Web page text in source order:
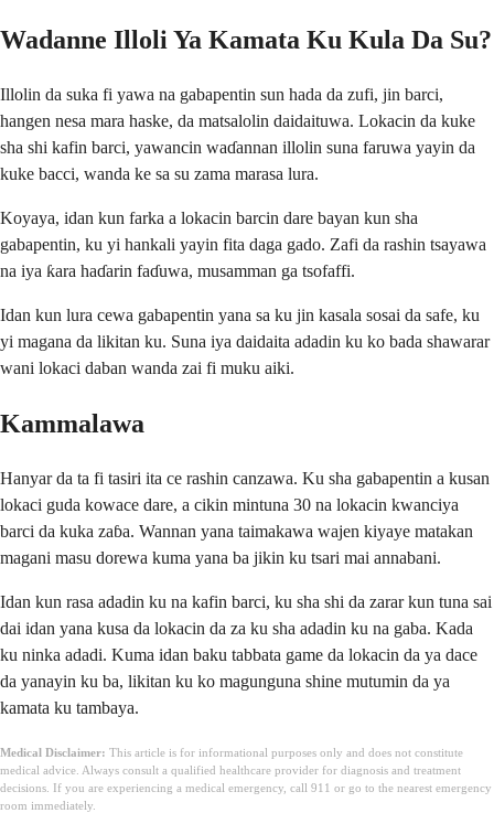
Wadanne Illoli Ya Kamata Ku Kula Da Su?
Illolin da suka fi yawa na gabapentin sun hada da zufi, jin barci,
hangen nesa mara haske, da matsalolin daidaituwa. Lokacin da kuke
sha shi kafin barci, yawancin waɗannan illolin suna faruwa yayin da
kuke bacci, wanda ke sa su zama marasa lura.
Koyaya, idan kun farka a lokacin barcin dare bayan kun sha
gabapentin, ku yi hankali yayin fita daga gado. Zafi da rashin tsayawa
na iya ƙara haɗarin faɗuwa, musamman ga tsofaffi.
Idan kun lura cewa gabapentin yana sa ku jin kasala sosai da safe, ku
yi magana da likitan ku. Suna iya daidaita adadin ku ko bada shawarar
wani lokaci daban wanda zai fi muku aiki.
Kammalawa
Hanyar da ta fi tasiri ita ce rashin canzawa. Ku sha gabapentin a kusan
lokaci guda kowace dare, a cikin mintuna 30 na lokacin kwanciya
barci da kuka zaɓa. Wannan yana taimakawa wajen kiyaye matakan
magani masu dorewa kuma yana ba jikin ku tsari mai annabani.
Idan kun rasa adadin ku na kafin barci, ku sha shi da zarar kun tuna sai
dai idan yana kusa da lokacin da za ku sha adadin ku na gaba. Kada
ku ninka adadi. Kuma idan baku tabbata game da lokacin da ya dace
da yanayin ku ba, likitan ku ko magunguna shine mutumin da ya
kamata ku tambaya.
Medical Disclaimer: This article is for informational purposes only and does not constitute
medical advice. Always consult a qualified healthcare provider for diagnosis and treatment
decisions. If you are experiencing a medical emergency, call 911 or go to the nearest emergency
room immediately.